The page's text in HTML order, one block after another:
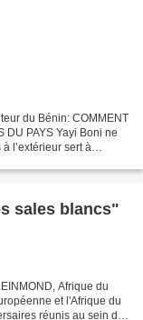
du Bénin: COMMENT
DU PAYS Yayi Boni ne
l’extérieur sert à
sales blancs"
Afrique du
et l'Afrique du
réunis au sein du